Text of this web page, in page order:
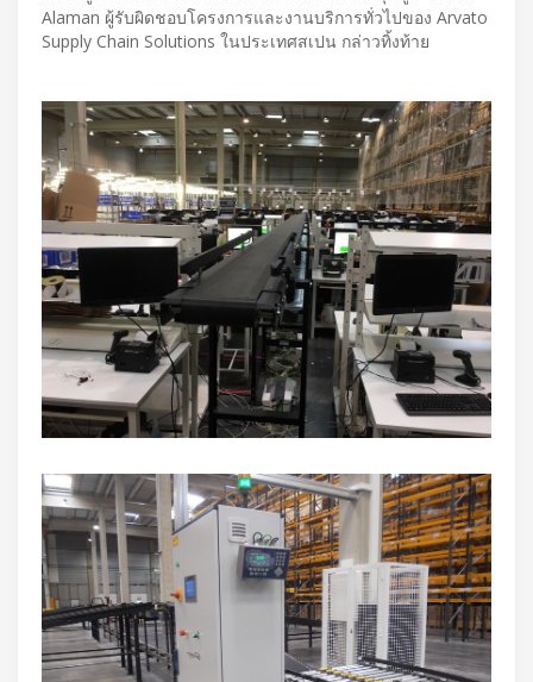
Alaman ผู้รับผิดชอบโครงการและงานบริการทั่วไปของ Arvato
Supply Chain Solutions ในประเทศสเปน กล่าวทิ้งท้าย